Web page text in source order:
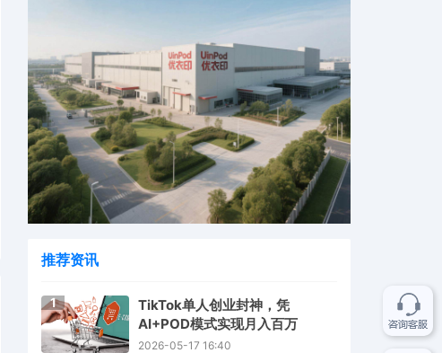
推荐资讯
1
TikTok单人创业封神，凭
AI+POD模式实现月入百万
2026-05-17 16:40